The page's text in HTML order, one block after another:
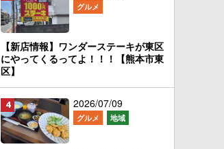
グルメ
【新店情報】ワンダーステーキが東区
にやってくるってよ！！！【熊本市東
区】
2026/07/09
グルメ 地域